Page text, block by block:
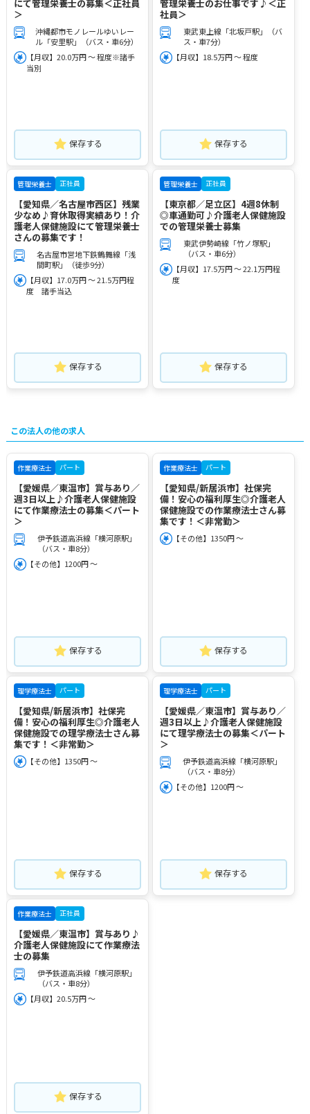
にて管理栄養士の募集＜正社員
＞
沖縄都市モノレールゆいレー
ル「安里駅」（バス・車6分）
【月収】20.0万円 ～ 程度※諸手
当別
保存する
管理栄養士のお仕事です♪＜正
社員＞
東武東上線「北坂戸駅」（バ
ス・車7分）
【月収】18.5万円 ～ 程度
保存する
管理栄養士 正社員
【愛知県／名古屋市西区】残業
少なめ♪育休取得実績あり！介
護老人保健施設にて管理栄養士
さんの募集です！
名古屋市営地下鉄鶴舞線「浅
間町駅」（徒歩9分）
【月収】17.0万円 ～ 21.5万円程
度 諸手当込
保存する
管理栄養士 正社員
【東京都／足立区】4週8休制
◎車通勤可♪介護老人保健施設
での管理栄養士募集
東武伊勢崎線「竹ノ塚駅」
（バス・車6分）
【月収】17.5万円 ～ 22.1万円程
度
保存する
この法人の他の求人
作業療法士 パート
【愛媛県／東温市】賞与あり／
週3日以上♪介護老人保健施設
にて作業療法士の募集＜パート
＞
伊予鉄道高浜線「横河原駅」
（バス・車8分）
【その他】1200円 ～
保存する
作業療法士 パート
【愛知県/新居浜市】社保完
備！安心の福利厚生◎介護老人
保健施設での作業療法士さん募
集です！＜非常勤＞
【その他】1350円 ～
保存する
理学療法士 パート
【愛知県/新居浜市】社保完
備！安心の福利厚生◎介護老人
保健施設での理学療法士さん募
集です！＜非常勤＞
【その他】1350円 ～
保存する
理学療法士 パート
【愛媛県／東温市】賞与あり／
週3日以上♪介護老人保健施設
にて理学療法士の募集＜パート
＞
伊予鉄道高浜線「横河原駅」
（バス・車8分）
【その他】1200円 ～
保存する
作業療法士 正社員
【愛媛県／東温市】賞与あり♪
介護老人保健施設にて作業療法
士の募集
伊予鉄道高浜線「横河原駅」
（バス・車8分）
【月収】20.5万円 ～
保存する